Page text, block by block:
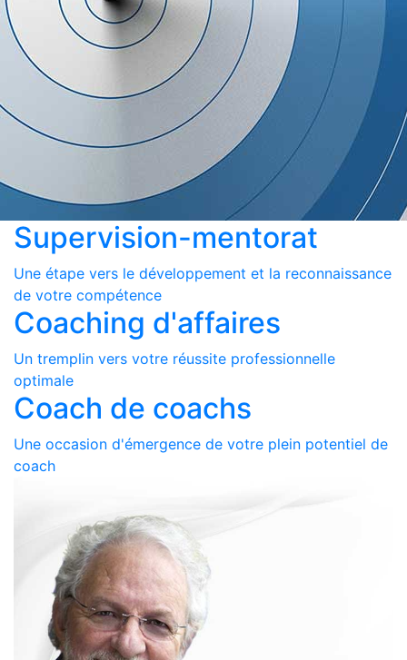
Supervision-mentorat
Une étape vers le développement et la reconnaissance
de votre compétence
Coaching d'affaires
Un tremplin vers votre réussite professionnelle
optimale
Coach de coachs
Une occasion d'émergence de votre plein potentiel de
coach